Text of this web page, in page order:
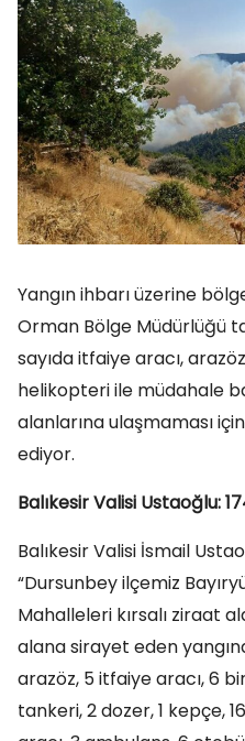
Yangın ihbarı üzerine
Orman Bölge Müdürlüğü
sayıda itfaiye aracı,
helikopteri ile müdahale
alanlarına ulaşmaması
ediyor.
Balıkesir Valisi Ustaoğlu:
Balıkesir Valisi İsmail
“Dursunbey ilçemiz
Mahalleleri kırsalı ziraat
alana sirayet eden
arazöz, 5 itfaiye aracı, 6
tankeri, 2 dozer, 1 kepçe,